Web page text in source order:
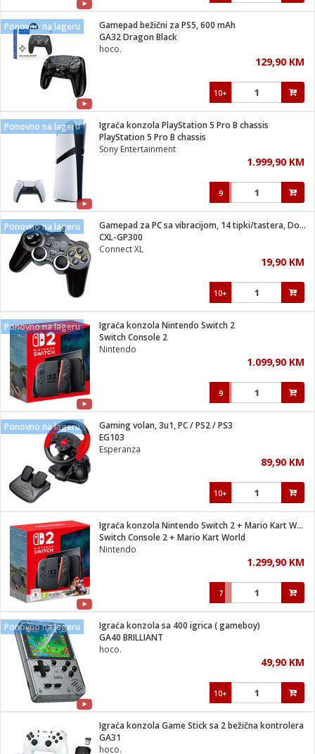
metar
kafu
ostalo
pribor
Vitrine
Sušilica
/ Zdravlje
za kosu
program
pribor
tuš
materijal
i kutije
osigurači
zraka
gorivo
2
Ponovno na lageru
Gamepad bežični za PS5, 600 mAh
GA32 Dragon Black
hoco.
129,90 KM
10+
Ponovno na lageru
Igraća konzola PlayStation 5 Pro B chassis
PlayStation 5 Pro B chassis
Sony Entertainment
1.999,90 KM
9
Ponovno na lageru
Gamepad za PC sa vibracijom, 14 tipki/tastera, Double Shock
CXL-GP300
Connect XL
19,90 KM
10+
Ponovno na lageru
Igraća konzola Nintendo Switch 2
Switch Console 2
Nintendo
1.099,90 KM
9
Ponovno na lageru
Gaming volan, 3u1, PC / PS2 / PS3
EG103
Esperanza
89,90 KM
10+
Igraća konzola Nintendo Switch 2 + Mario Kart World
Switch Console 2 + Mario Kart World
Nintendo
1.299,90 KM
7
Ponovno na lageru
Igraća konzola sa 400 igrica ( gameboy)
GA40 BRILLIANT
hoco.
49,90 KM
10+
Igraća konzola Game Stick sa 2 bežična kontrolera
GA31
hoco.